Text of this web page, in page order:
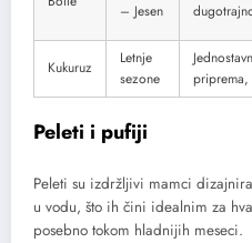
– Jesen
Kukuruz
Letnje
sezone
Peleti i pufiji
Peleti su izdržljivi mamci
u vodu, što ih čini idealnim za
posebno tokom hladnijih meseci.